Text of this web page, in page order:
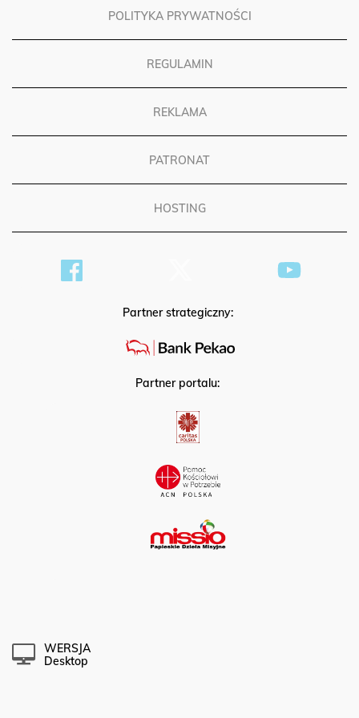
POLITYKA PRYWATNOŚCI
REGULAMIN
REKLAMA
PATRONAT
HOSTING
Partner strategiczny:
Partner portalu:
WERSJA
Desktop